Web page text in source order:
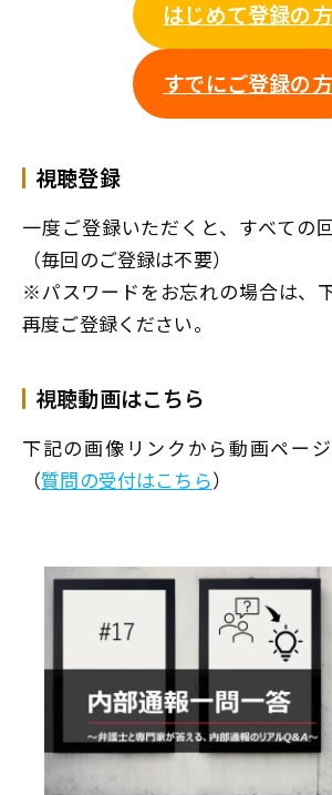
はじめて登録の方
すでにご登録の方
視聴登録
一度ご登録いただくと、すべての
（毎回のご登録は不要）
※パスワードをお忘れの場合は、
再度ご登録ください。
視聴動画はこちら
下記の画像リンクから動画ページ
（質問の受付はこちら）